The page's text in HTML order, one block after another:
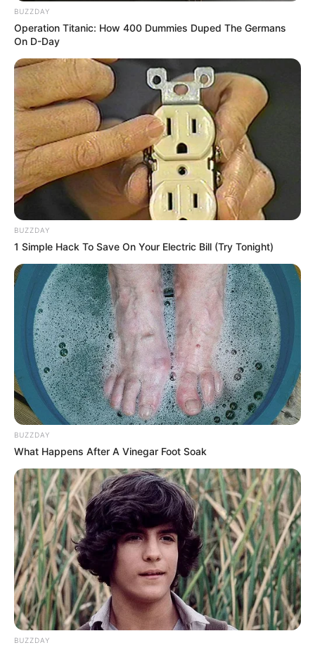
BUZZDAY
Operation Titanic: How 400 Dummies Duped The Germans
On D-Day
BUZZDAY
1 Simple Hack To Save On Your Electric Bill (Try Tonight)
BUZZDAY
What Happens After A Vinegar Foot Soak
BUZZDAY